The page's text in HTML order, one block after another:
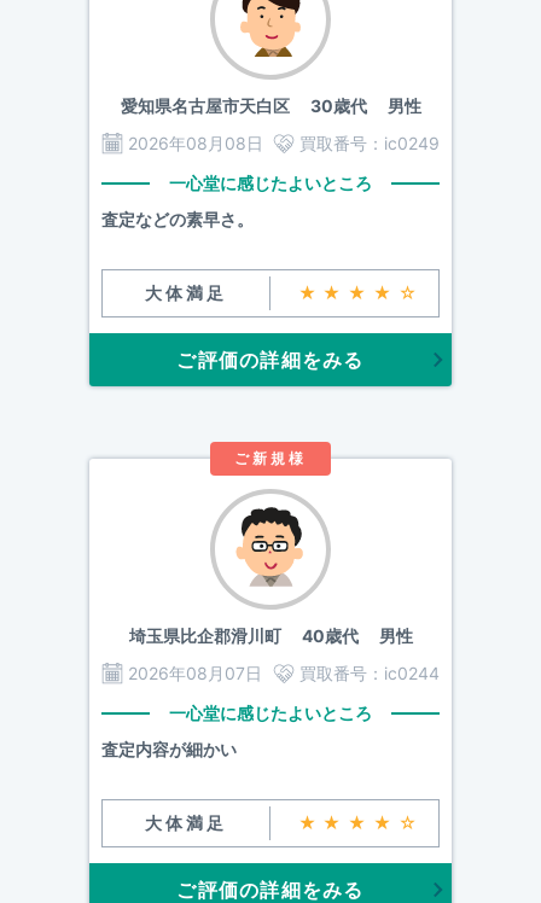
愛知県名古屋市天白区30歳代 男性
2026年08月08日
買取番号： ic0249
一心堂に感じたよいところ
査定などの素早さ。
大体満足 ★★★★☆
ご評価の詳細をみる
ご新規様
埼玉県比企郡滑川町40歳代 男性
2026年08月07日
買取番号： ic0244
一心堂に感じたよいところ
査定内容が細かい
大体満足 ★★★★☆
ご評価の詳細をみる